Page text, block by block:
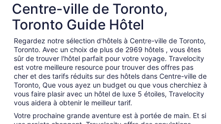
Centre-ville de Toronto,
Toronto Guide Hôtel
Regardez notre sélection d'hôtels à Centre-ville de Toronto,
Toronto. Avec un choix de plus de 2969 hôtels , vous êtes
sûr de trouver l'hôtel parfait pour votre voyage. Travelocity
est votre meilleure resource pour trouver des offres pas
cher et des tarifs réduits sur des hôtels dans Centre-ville de
Toronto, Que vous ayez un budget ou que vous cherchiez à
vous faire plasir avec un hôtel de luxe 5 étoiles, Travelocity
vous aidera à obtenir le meilleur tarif.
Votre prochaine grande aventure est à portée de main. Et si